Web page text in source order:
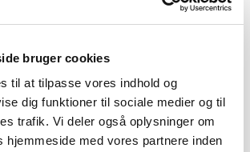
bruger cookies
til at tilpasse vores indhold og
dig funktioner til sociale medier og til
trafik. Vi deler også oplysninger om
hjemmeside med vores partnere inden